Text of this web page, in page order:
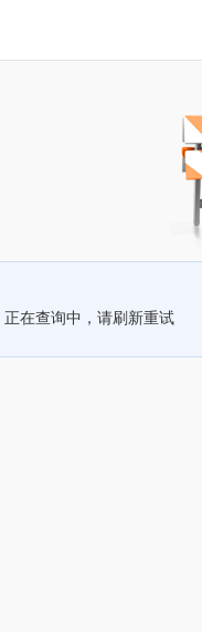
正在查询中，请刷新重试